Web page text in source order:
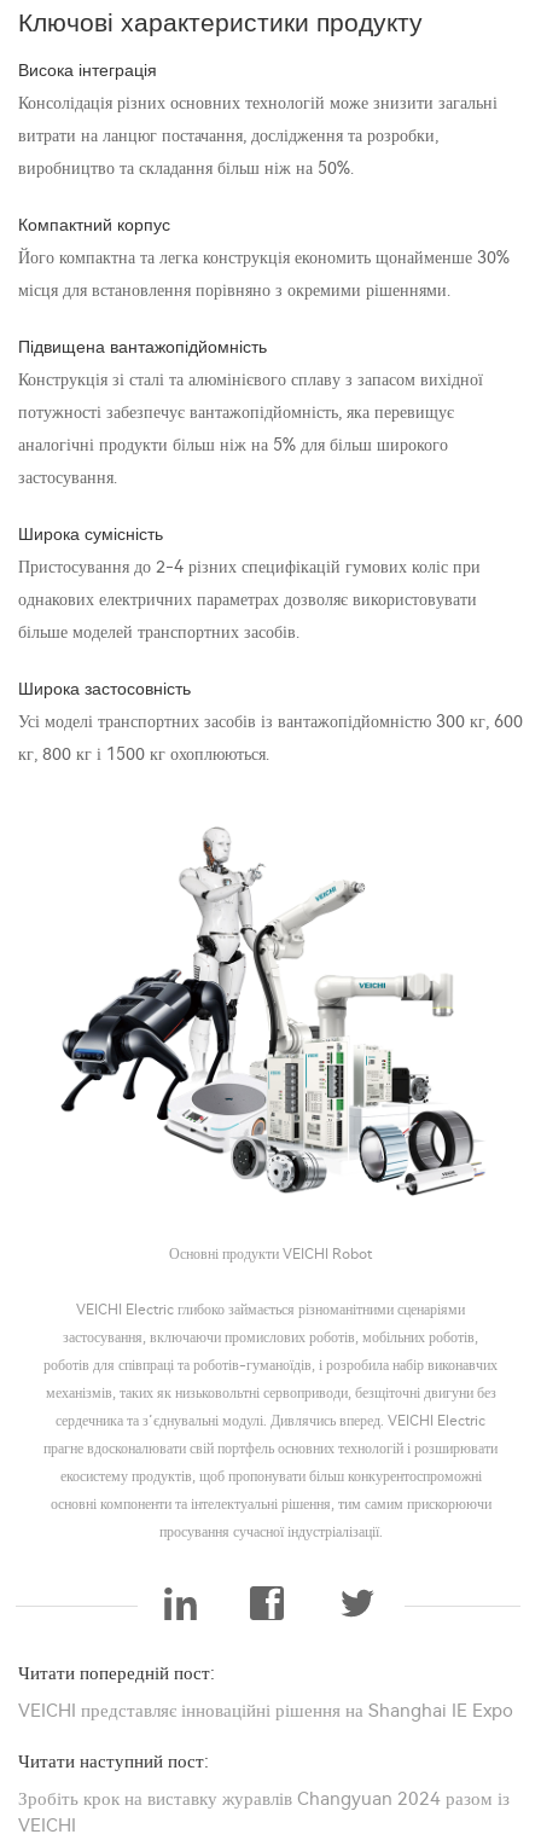
Ключові характеристики продукту
Висока інтеграція
Консолідація різних основних технологій може знизити загальні
витрати на ланцюг постачання, дослідження та розробки,
виробництво та складання більш ніж на 50%.
Компактний корпус
Його компактна та легка конструкція економить щонайменше 30%
місця для встановлення порівняно з окремими рішеннями.
Підвищена вантажопідйомність
Конструкція зі сталі та алюмінієвого сплаву з запасом вихідної
потужності забезпечує вантажопідйомність, яка перевищує
аналогічні продукти більш ніж на 5% для більш широкого
застосування.
Широка сумісність
Пристосування до 2-4 різних специфікацій гумових коліс при
однакових електричних параметрах дозволяє використовувати
більше моделей транспортних засобів.
Широка застосовність
Усі моделі транспортних засобів із вантажопідйомністю 300 кг, 600
кг, 800 кг і 1500 кг охоплюються.
Основні продукти VEICHI Robot
VEICHI Electric глибоко займається різноманітними сценаріями
застосування, включаючи промислових роботів, мобільних роботів,
роботів для співпраці та роботів-гуманоїдів, і розробила набір виконавчих
механізмів, таких як низьковольтні сервоприводи, безщіточні двигуни без
сердечника та з’єднувальні модулі. Дивлячись вперед. VEICHI Electric
прагне вдосконалювати свій портфель основних технологій і розширювати
екосистему продуктів, щоб пропонувати більш конкурентоспроможні
основні компоненти та інтелектуальні рішення, тим самим прискорюючи
просування сучасної індустріалізації.
Читати попередній пост:
VEICHI представляє інноваційні рішення на Shanghai IE Expo
Читати наступний пост:
Зробіть крок на виставку журавлів Changyuan 2024 разом із
VEICHI